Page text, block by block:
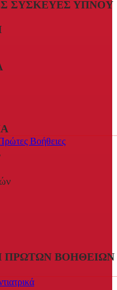
ΣΥΣΚΕΥΈΣ ΎΠΝΟΥ
Βοήθειες
ΠΡΏΤΩΝ ΒΟΗΘΕΙΏΝ